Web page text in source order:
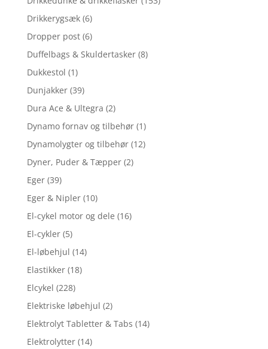
Drikkerygsæk (6)
Dropper post (6)
Duffelbags & Skuldertasker (8)
Dukkestol (1)
Dunjakker (39)
Dura Ace & Ultegra (2)
Dynamo fornav og tilbehør (1)
Dynamolygter og tilbehør (12)
Dyner, Puder & Tæpper (2)
Eger (39)
Eger & Nipler (10)
El-cykel motor og dele (16)
El-cykler (5)
El-løbehjul (14)
Elastikker (18)
Elcykel (228)
Elektriske løbehjul (2)
Elektrolyt Tabletter & Tabs (14)
Elektrolytter (14)